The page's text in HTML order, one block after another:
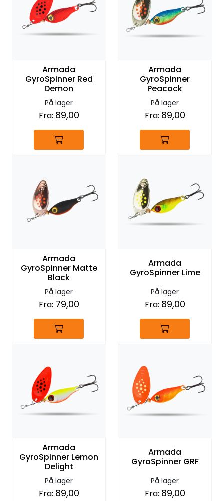
Armada
GyroSpinner Red
Demon
På lager
Fra: 89,00
Armada
GyroSpinner
Peacock
På lager
Fra: 89,00
Armada
GyroSpinner Matte
Black
På lager
Fra: 79,00
Armada
GyroSpinner Lime
På lager
Fra: 89,00
Armada
GyroSpinner Lemon
Delight
På lager
Fra: 89,00
Armada
GyroSpinner GRF
På lager
Fra: 89,00